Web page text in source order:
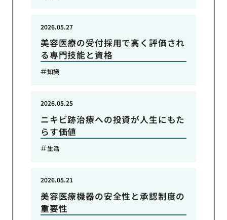
美容医療の受付採用で高く評価され
る専門技能と資格
2026.05.27
知識
ニキビ跡治療への投資が人生にもた
らす価値
2026.05.25
生活
美容医療機器の安全性と承認制度の
重要性
2026.05.21